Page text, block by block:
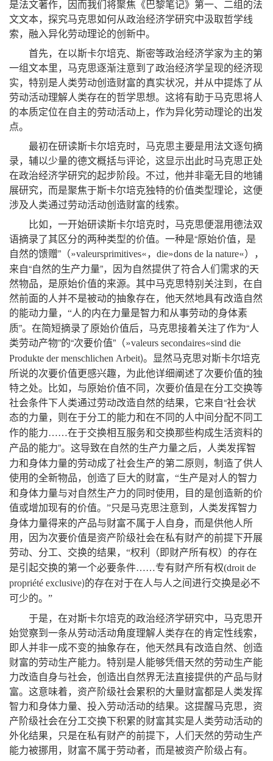
是法文著作， 因而我们将聚焦《巴黎笔记》第一、二组的法
文文本， 探究马克思如何从政治经济学研究中汲取哲学线
索， 融入异化劳动理论的创新中。
首先， 在以斯卡尔培克、斯密等政治经济学家为主的第
一组文本里， 马克思逐渐注意到了政治经济学呈现的经济现
实， 特别是人类劳动创造财富的真实状况， 并从中提炼了从
劳动活动理解人类存在的哲学思想。 这将有助于马克思将人
的本质定位在自主的劳动活动上， 作为异化劳动理论的出发
点。
最初在研读斯卡尔培克时， 马克思主要是用法文逐句摘
录， 辅以少量的德文概括与评论， 这显示出此时马克思正处
在政治经济学研究的起步阶段。 不过， 他并非毫无目的地铺
展研究， 而是聚焦于斯卡尔培克独特的价值类型理论， 这便
涉及人类通过劳动活动创造财富的线索。
比如， 一开始研读斯卡尔培克时， 马克思便混用德法双
语摘录了其区分的两种类型的价值。 一种是“原始价值， 是
自然的馈赠” （»valeursprimitives«， die»dons de la nature«） ，
来自“自然的生产力量”， 因为自然提供了符合人们需求的天
然物品， 是原始价值的来源。 其中马克思特别关注到， 在自
然前面的人并不是被动的抽象存在， 他天然地具有改造自然
的能动力量， “人的内在力量是智力和从事劳动的身体素
质”。 在简短摘录了原始价值后， 马克思接着关注了作为“人
类劳动产物”的“次要价值” （»valeurs secondaires«sind die
Produkte der menschlichen Arbeit)。 显然马克思对斯卡尔培克
所说的次要价值更感兴趣， 为此他详细阐述了次要价值的独
特之处。 比如， 与原始价值不同， 次要价值是在分工交换等
社会条件下人类通过劳动改造自然的结果， 它来自“社会状
态的力量，
则在于分工的能力和在不同的人中间分配不同工
作的能力……在于交换相互服务和交换那些构成生活资料的
产品的能力”。 这导致在自然的生产力量之后， 人类发挥智
力和身体力量的劳动成了社会生产的第二原则， 制造了供人
使用的全新物品， 创造了巨大的财富， “生产是对人的智力
和身体力量与对自然生产力的同时使用， 目的是创造新的价
值或增加现有的价值。 ”只是马克思注意到， 人类发挥智力
身体力量得来的产品与财富不属于人自身， 而是供他人所
用， 因为次要价值是资产阶级社会在私有财产的前提下开展
劳动、分工、交换的结果， “权利（即财产所有权）的存在
是引起交换的第一个必要条件……专有财产所有权(droit de
propriété exclusive)的存在对于在人与人之间进行交换是必不
可少的。 ”
于是， 在对斯卡尔培克的政治经济学研究中， 马克思开
始觉察到一条从劳动活动角度理解人类存在的肯定性线索，
即人并非一成不变的抽象存在， 他天然具有改造自然、创造
财富的劳动生产能力。 特别是人能够凭借天然的劳动生产能
力改造自身与社会， 创造出自然界无法直接提供的产品与财
富。 这意味着， 资产阶级社会累积的大量财富都是人类发挥
智力和身体力量、投入劳动活动的结果。 这提醒马克思， 资
产阶级社会在分工交换下积累的财富其实是人类劳动活动的
外化结果， 只是在私有财产的前提下， 人们天然的劳动生产
能力被挪用， 财富不属于劳动者， 而是被资产阶级占有。